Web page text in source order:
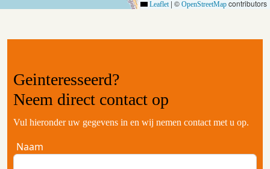
Leaflet | © OpenStreetMap contributors
Geinteresseerd?
Neem direct contact op
Vul hieronder uw gegevens in en wij nemen contact met u op.
Naam